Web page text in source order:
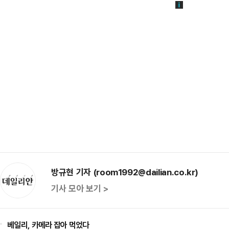
방규현 기자 (room1992@dailian.co.kr)
기사 모아 보기 >
베일리, 카메라 잡아 먹었다